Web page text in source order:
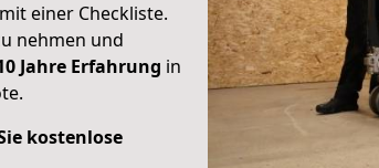
einer Checkliste.
nehmen und
Jahre Erfahrung in
kostenlose